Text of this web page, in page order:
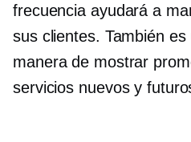
frecuencia ayudará a
sus clientes. También
manera de mostrar
servicios nuevos y